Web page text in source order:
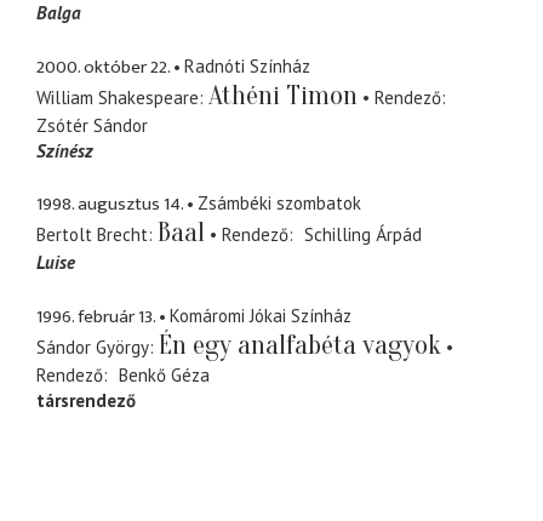
Balga
2000. október 22.
Radnóti Színház
William Shakespeare Athéni Timon
Rendező
Zsótér Sándor
Színész
1998. augusztus 14.
Zsámbéki szombatok
Bertolt Brecht Baal Rendező
Schilling Árpád
Luise
1996. február 13.
Komáromi Jókai Színház
Sándor György Én egy analfabéta vagyok
Rendező
Benkő Géza
társrendező